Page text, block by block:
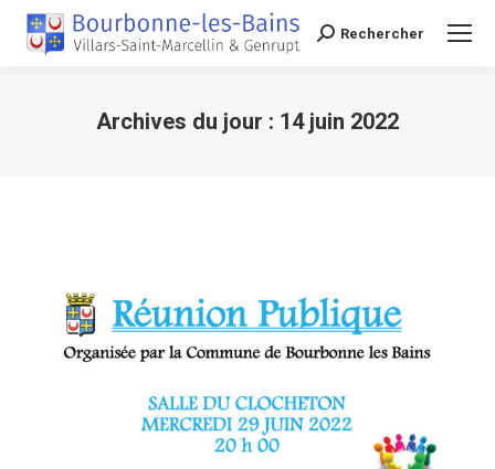
Recherche
Rechercher
Archives du jour : 14 juin 2022